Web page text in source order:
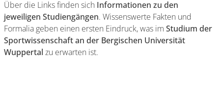
Über die Links finden sich Informationen zu den
jeweiligen Studiengängen. Wissenswerte Fakten und
Formalia geben einen ersten Eindruck, was im Studium der
Sportwissenschaft an der Bergischen Universität
Wuppertal zu erwarten ist.